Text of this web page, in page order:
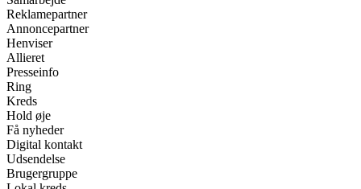
Reklamepartner
Annoncepartner
Henviser
Allieret
Presseinfo
Ring
Kreds
Hold øje
Få nyheder
Digital kontakt
Udsendelse
Brugergruppe